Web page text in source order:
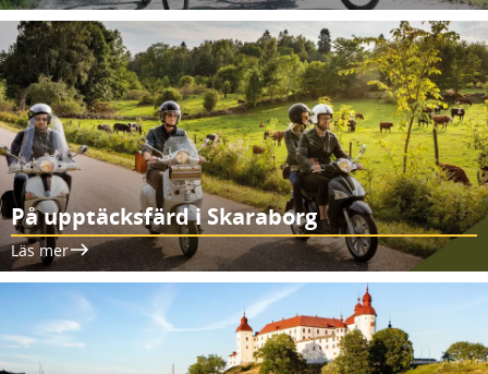
På upptäcksfärd i Skaraborg
Läs mer